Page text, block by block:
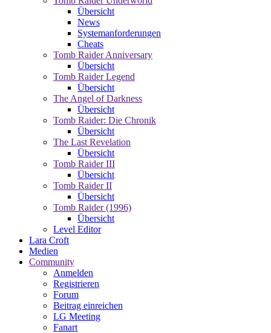
Übersicht
News
Systemanforderungen
Cheats
Tomb Raider Anniversary
Übersicht
Tomb Raider Legend
Übersicht
The Angel of Darkness
Übersicht
Tomb Raider: Die Chronik
Übersicht
The Last Revelation
Übersicht
Tomb Raider III
Übersicht
Tomb Raider II
Übersicht
Tomb Raider (1996)
Übersicht
Level Editor
Lara Croft
Medien
Community
Anmelden
Registrieren
Forum
Beitrag einreichen
LG Meeting
Fanart